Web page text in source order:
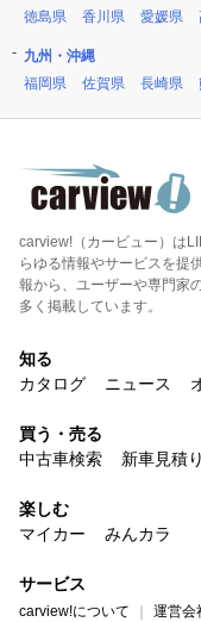
徳島県
香川県 愛媛県
九州・沖縄
福岡県
佐賀県 長崎県
carview!（カービュー）は
らゆる情報やサービスを提
報から、ユーザーや専門家
多く掲載しています。
知る
カタログ
ニュース
買う・売る
中古車検索
新車見積り
楽しむ
マイカー
みんカラ
サービス
carview!について 運営会